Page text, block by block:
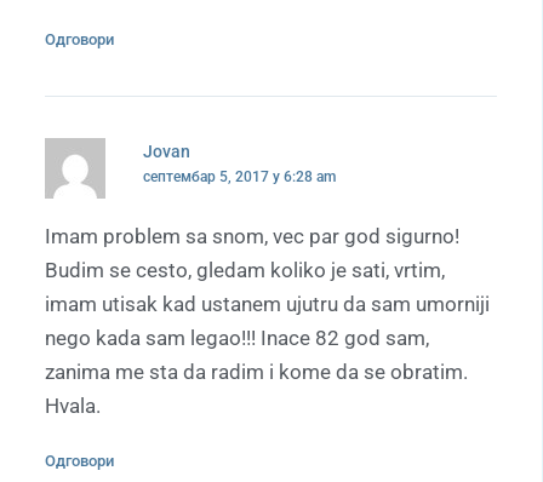
Одговори
Jovan
септембар 5, 2017 у 6:28 am
Imam problem sa snom, vec par god sigurno!
Budim se cesto, gledam koliko je sati, vrtim,
imam utisak kad ustanem ujutru da sam umorniji
nego kada sam legao!!! Inace 82 god sam,
zanima me sta da radim i kome da se obratim.
Hvala.
Одговори